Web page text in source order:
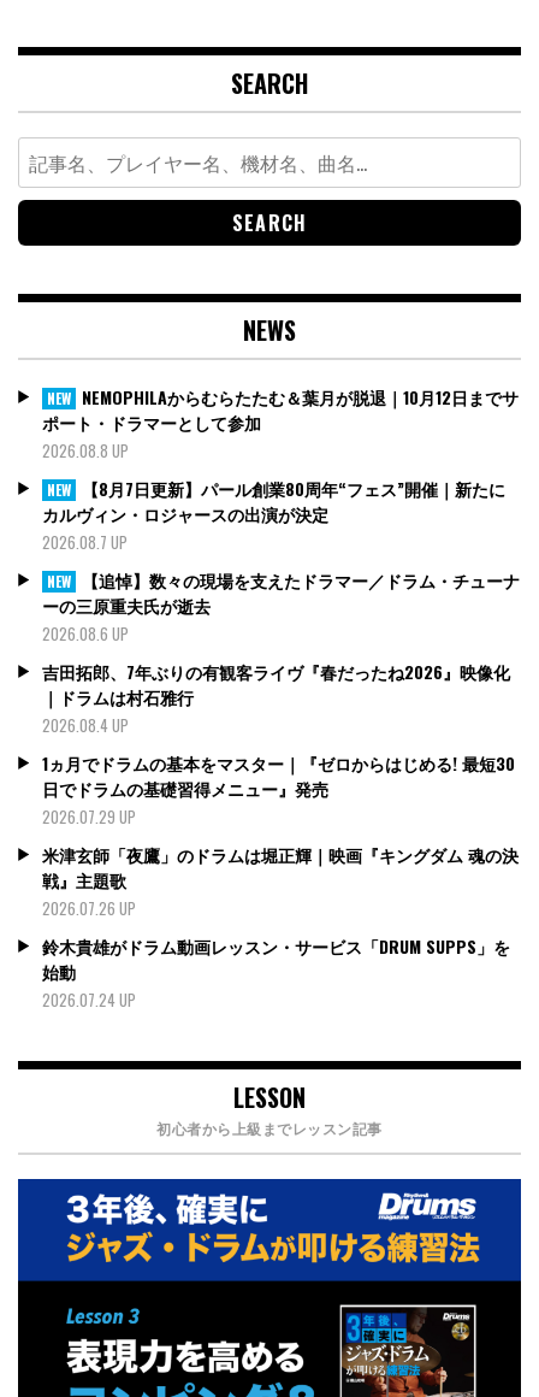
SEARCH
Search
for:
NEWS
NEW NEMOPHILAからむらたたむ＆葉月が脱退｜10月12日までサ
ポート・ドラマーとして参加
2026.08.8 UP
NEW
【8月7日更新】パール創業80周年“フェス”開催｜新たに
カルヴィン・ロジャースの出演が決定
2026.08.7 UP
NEW
【追悼】数々の現場を支えたドラマー／ドラム・チューナ
ーの三原重夫氏が逝去
2026.08.6 UP
吉田拓郎、7年ぶりの有観客ライヴ『春だったね2026』映像化
｜ドラムは村石雅行
2026.08.4 UP
1ヵ月でドラムの基本をマスター｜『ゼロからはじめる! 最短30
日でドラムの基礎習得メニュー』発売
2026.07.29 UP
米津玄師「夜鷹」のドラムは堀正輝｜映画『キングダム 魂の決
戦』主題歌
2026.07.26 UP
鈴木貴雄がドラム動画レッスン・サービス「DRUM SUPPS」を
始動
2026.07.24 UP
LESSON
初心者から上級までレッスン記事